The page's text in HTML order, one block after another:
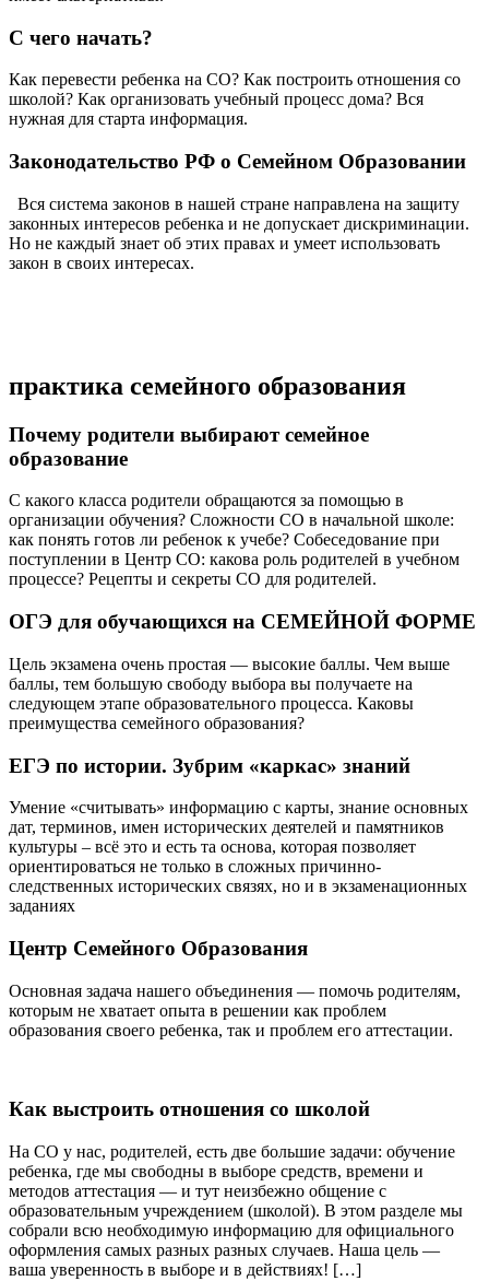
С чего начать?
Как перевести ребенка на СО? Как построить отношения со
школой? Как организовать учебный процесс дома? Вся
нужная для старта информация.
Законодательство РФ о Семейном Образовании
Вся система законов в нашей стране направлена на защиту
законных интересов ребенка и не допускает дискриминации.
Но не каждый знает об этих правах и умеет использовать
закон в своих интересах.
практика семейного образования
Почему родители выбирают семейное
образование
С какого класса родители обращаются за помощью в
организации обучения? Сложности СО в начальной школе:
как понять готов ли ребенок к учебе? Собеседование при
поступлении в Центр СО: какова роль родителей в учебном
процессе? Рецепты и секреты СО для родителей.
ОГЭ для обучающихся на СЕМЕЙНОЙ ФОРМЕ
Цель экзамена очень простая — высокие баллы. Чем выше
баллы, тем большую свободу выбора вы получаете на
следующем этапе образовательного процесса. Каковы
преимущества семейного образования?
ЕГЭ по истории. Зубрим «каркас» знаний
Умение «считывать» информацию с карты, знание основных
дат, терминов, имен исторических деятелей и памятников
культуры – всё это и есть та основа, которая позволяет
ориентироваться не только в сложных причинно-
следственных исторических связях, но и в экзаменационных
заданиях
Центр Семейного Образования
Основная задача нашего объединения — помочь родителям,
которым не хватает опыта в решении как проблем
образования своего ребенка, так и проблем его аттестации.
Как выстроить отношения со школой
На СО у нас, родителей, есть две большие задачи: обучение
ребенка, где мы свободны в выборе средств, времени и
методов аттестация — и тут неизбежно общение с
образовательным учреждением (школой). В этом разделе мы
собрали всю необходимую информацию для официального
оформления самых разных разных случаев. Наша цель —
ваша уверенность в выборе и в действиях! […]